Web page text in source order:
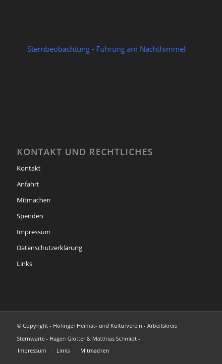
Sternbeobachtung - Führung am Nachthimmel
KONTAKT UND RECHTLICHES
Kontakt
Anfahrt
Mitmachen
Spenden
Impressum
Datenschutzerklärung
Links
© Copyright - Höfinger Heimat- und Kulturverein - Arbeitskreis
Sternwarte - Hagen Glötter & Matthias Schmidt -
Impressum
Links Mitmachen